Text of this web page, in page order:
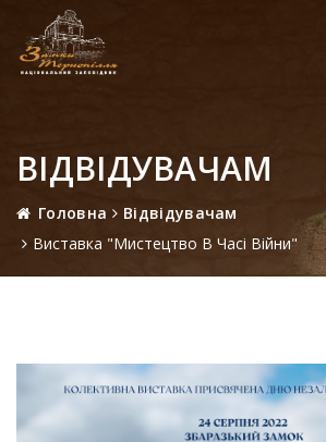
ВІДВІДУВАЧАМ
Головна
Відвідувачам
Виставка "Мистецтво В Часі Війни"